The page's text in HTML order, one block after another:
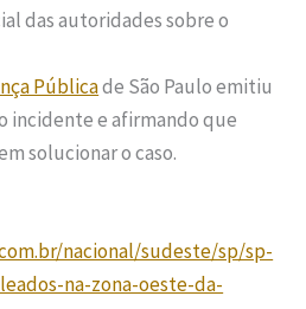
das autoridades sobre o
Públicade São Paulo emitiu
incidente e afirmando que
solucionar o caso.
nacional/sudeste/sp/sp-
na-zona-oeste-da-